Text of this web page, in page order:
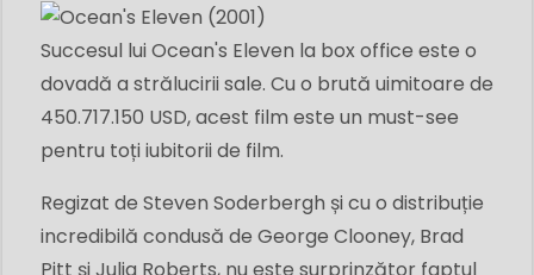
Succesul lui Ocean's Eleven la box office este o
dovadă a strălucirii sale. Cu o brută uimitoare de
450.717.150 USD, acest film este un must-see
pentru toți iubitorii de film.
Regizat de Steven Soderbergh și cu o distribuție
incredibilă condusă de George Clooney, Brad
Pitt și Julia Roberts, nu este surprinzător faptul